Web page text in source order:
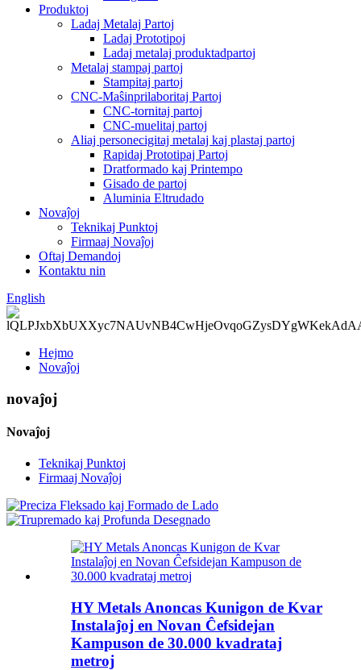
Produktoj
Ladaj Metalaj Partoj
Ladaj Prototipoj
Ladaj metalaj produktadpartoj
Metalaj stampaj partoj
Stampitaj partoj
CNC-Maŝinprilaboritaj Partoj
CNC-tornitaj partoj
CNC-muelitaj partoj
Aliaj personecigitaj metalaj kaj plastaj partoj
Rapidaj Prototipaj Partoj
Dratformado kaj Printempo
Gisado de partoj
Aluminia Eltrudado
Novaĵoj
Teknikaj Punktoj
Firmaaj Novaĵoj
Oftaj Demandoj
Kontaktu nin
English
Hejmo
Novaĵoj
novaĵoj
Novaĵoj
Teknikaj Punktoj
Firmaaj Novaĵoj
HY Metals Anoncas Kunigon de Kvar
Instalaĵoj en Novan Ĉefsidejan
Kampuson de 30.000 kvadrataj
metroj